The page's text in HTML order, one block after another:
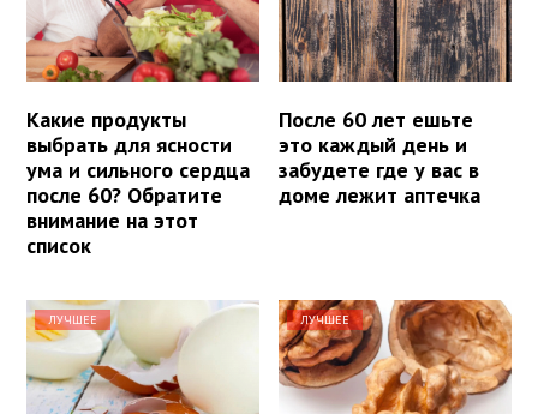
Какие продукты
выбрать для ясности
ума и сильного сердца
после 60? Обратите
внимание на этот
список
После 60 лет ешьте
это каждый день и
забудете где у вас в
доме лежит аптечка
ЛУЧШЕЕ ЛУЧШЕЕ